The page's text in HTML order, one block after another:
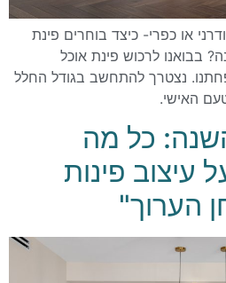
או כפרי- כיצד בוחרים פינת
בבואנו לרכוש פינת אוכל
נצטרך להתחשב בגודל החלל
האישי.
כל מה
עיצוב פינות
הערוך"